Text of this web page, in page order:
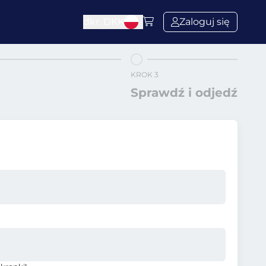
Zaloguj się
KROK 3
Sprawdź i odjedź